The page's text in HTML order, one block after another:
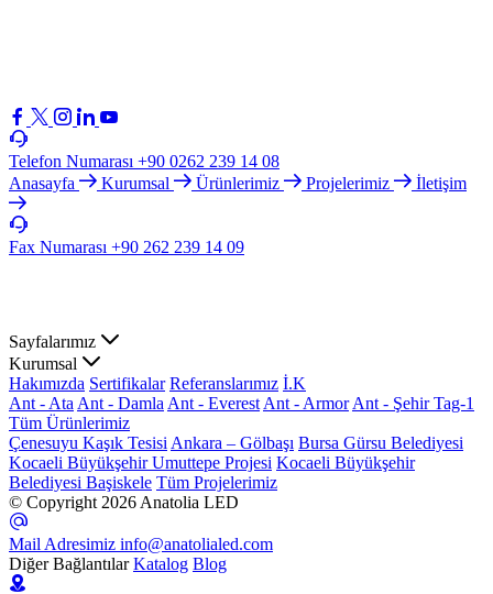
Telefon Numarası +90 0262 239 14 08
Anasayfa
Kurumsal Ürünlerimiz Projelerimiz İletişim
Fax Numarası +90 262 239 14 09
Sayfalarımız
Kurumsal
Hakımızda Sertifikalar Referanslarımız İ.K
Ant - Ata Ant - Damla Ant - Everest Ant - Armor Ant - Şehir Tag-1
Tüm Ürünlerimiz
Çenesuyu Kaşık Tesisi Ankara – Gölbaşı Bursa Gürsu Belediyesi
Kocaeli Büyükşehir Umuttepe Projesi Kocaeli Büyükşehir
Belediyesi Başiskele Tüm Projelerimiz
© Copyright 2026 Anatolia LED
Mail Adresimiz info@anatolialed.com
Diğer Bağlantılar Katalog Blog